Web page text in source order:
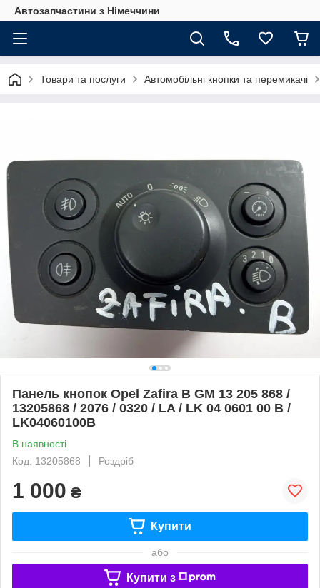
Автозапчастини з Німеччини
Товари та послуги Автомобільні кнопки та перемикачі
Панель кнопок Opel Zafira B GM 13 205 868 /
13205868 / 2076 / 0320 / LA / LK 04 0601 00 B /
LK04060100B
В наявності
Код: 13205868
Роздріб
1 000 ₴
Купити
або
Купити з